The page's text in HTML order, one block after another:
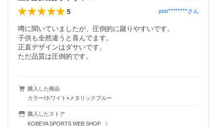
5 yon********さん
噂に聞いていましたが、圧倒的に蹴りやすいです。
子供も全然違うと喜んでます。
正直デザインはダサいです。
購入した商品
カラー/ホワイト×メタリックブルー
購入したストア
KOBEYA SPORTS WEB SHOP